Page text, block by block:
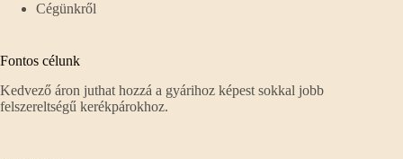
Cégünkről
Fontos célunk
Kedvező áron juthat hozzá a gyárihoz képest sokkal jobb
felszereltségű kerékpárokhoz.